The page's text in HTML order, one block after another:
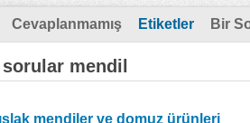
Cevaplanmamış Etiketler Bir
mendil
ıslak mendiler ve domuz ürünleri